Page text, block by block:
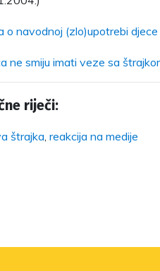
o navodnoj (zlo)upotrebi
ne smiju imati veze sa
riječi:
štrajka, reakcija na medije